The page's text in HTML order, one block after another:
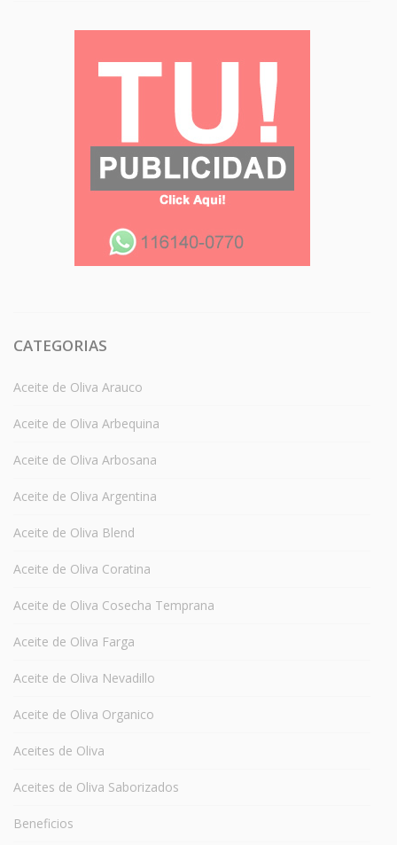
CATEGORIAS
Aceite de Oliva Arauco
Aceite de Oliva Arbequina
Aceite de Oliva Arbosana
Aceite de Oliva Argentina
Aceite de Oliva Blend
Aceite de Oliva Coratina
Aceite de Oliva Cosecha Temprana
Aceite de Oliva Farga
Aceite de Oliva Nevadillo
Aceite de Oliva Organico
Aceites de Oliva
Aceites de Oliva Saborizados
Beneficios